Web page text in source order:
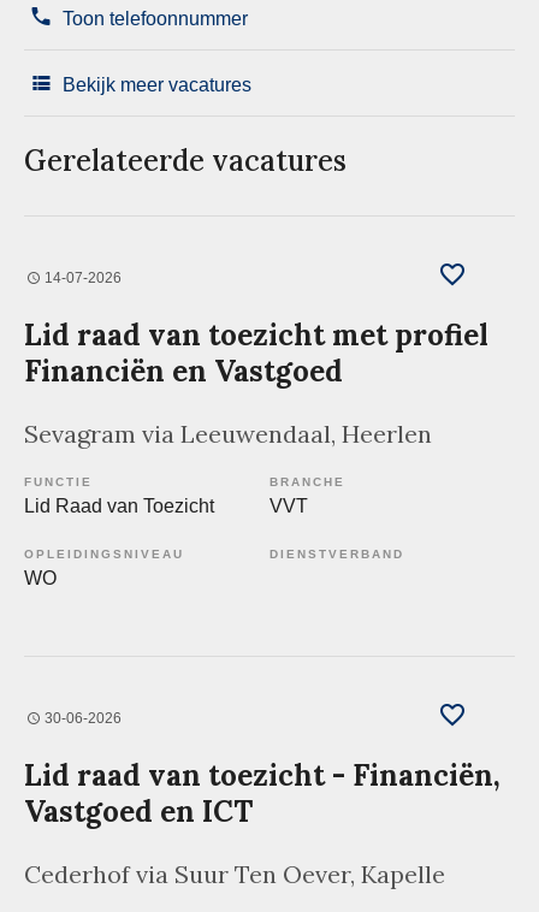
Toon telefoonnummer
Bekijk meer vacatures
Gerelateerde vacatures
14-07-2026
Lid raad van toezicht met profiel
Financiën en Vastgoed
Sevagram via Leeuwendaal, Heerlen
FUNCTIE
Lid Raad van Toezicht
BRANCHE
VVT
OPLEIDINGSNIVEAU
WO
DIENSTVERBAND
30-06-2026
Lid raad van toezicht - Financiën,
Vastgoed en ICT
Cederhof via Suur Ten Oever, Kapelle